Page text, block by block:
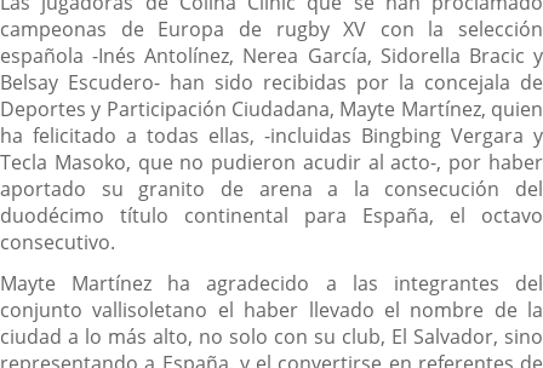
campeonas de Europa de rugby XV con la selección
española -Inés Antolínez, Nerea García, Sidorella Bracic y
Belsay Escudero- han sido recibidas por la concejala de
Deportes y Participación Ciudadana, Mayte Martínez, quien
ha felicitado a todas ellas, -incluidas Bingbing Vergara y
Tecla Masoko, que no pudieron acudir al acto-, por haber
aportado su granito de arena a la consecución del
duodécimo título continental para España, el octavo
consecutivo.
Mayte Martínez ha agradecido a las integrantes del
conjunto vallisoletano el haber llevado el nombre de la
ciudad a lo más alto, no solo con su club, El Salvador, sino